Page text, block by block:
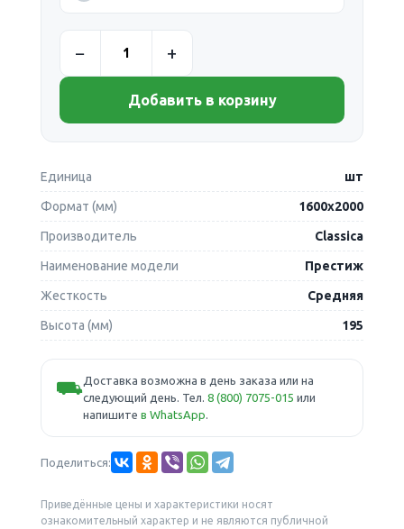
Добавить в корзину
Единица шт
Формат (мм) 1600х2000
Производитель Classica
Наименование модели Престиж
Жесткость Средняя
Высота (мм) 195
⛟Доставка возможна в день заказа или на
следующий день. Тел. 8 (800) 7075-015 или
напишите в WhatsApp.
Поделиться:
Приведённые цены и характеристики носят
ознакомительный характер и не являются публичной